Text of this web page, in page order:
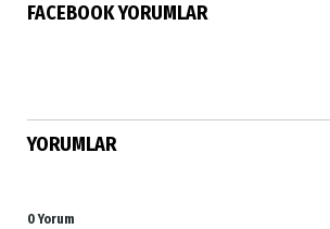
FACEBOOK YORUMLAR
YORUMLAR
0 Yorum